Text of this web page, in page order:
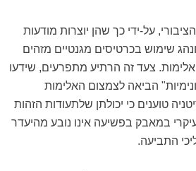
על-ידי כך שהן יוצרות מודעות
שימוש בכרטיסים מגנטיים מזהים
צעד זה הרתיע מתפרעים, שידעו
הביאה לצמצום האלימות
טוענים כי יכולתן שלתעודות הזהות
במאבק בפשיעה אינו נובע מהיעדר
התביעה.